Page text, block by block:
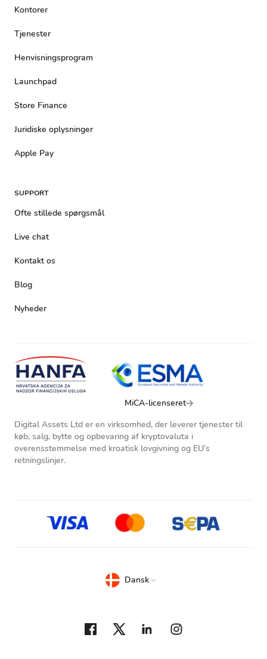
Kontorer
Tjenester
Henvisningsprogram
Launchpad
Store Finance
Juridiske oplysninger
Apple Pay
SUPPORT
Ofte stillede spørgsmål
Live chat
Kontakt os
Blog
Nyheder
MiCA-licenseret
Digital Assets Ltd er en virksomhed, der leverer tjenester til
køb, salg, bytte og opbevaring af kryptovaluta i
overensstemmelse med kroatisk lovgivning og EU’s
retningslinjer.
Dansk